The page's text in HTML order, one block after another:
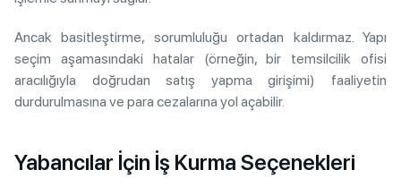
Ancak basitleştirme, sorumluluğu ortadan kaldırmaz. Yapı
seçim aşamasındaki hatalar (örneğin, bir temsilcilik ofisi
aracılığıyla doğrudan satış yapma girişimi) faaliyetin
durdurulmasına ve para cezalarına yol açabilir.
Yabancılar İçin İş Kurma Seçenekleri